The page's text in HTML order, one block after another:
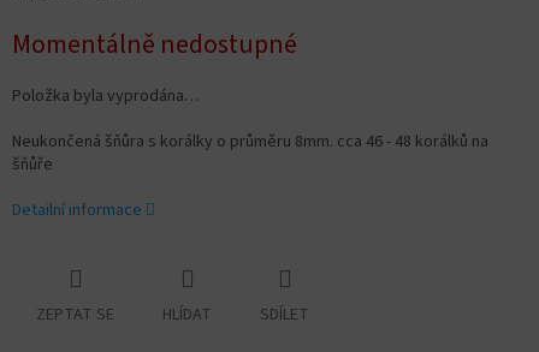
cena:
Momentálně nedostupné
Položka byla vyprodána…
Neukončená šňůra s korálky o průměru 8mm. cca 46 - 48 korálků na
šňůře
Detailní informace
ZEPTAT SE HLÍDAT SDÍLET